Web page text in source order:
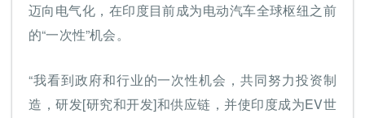
迈向电气化，在印度目前成为电动汽车全球枢纽之前
的“一次性”机会。
“我看到政府和行业的一次性机会，共同努力投资制
造，研发[研究和开发]和供应链，并使印度成为EV世